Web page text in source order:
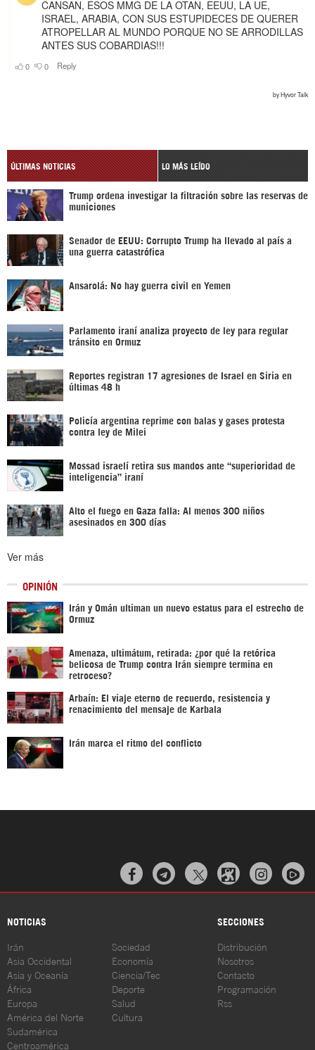
ÚLTIMAS NOTICIAS LO MÁS LEÍDO
Trump ordena investigar la filtración sobre las reservas de
municiones
Senador de EEUU: Corrupto Trump ha llevado al país a
una guerra catastrófica
Ansarolá: No hay guerra civil en Yemen
Parlamento iraní analiza proyecto de ley para regular
tránsito en Ormuz
Reportes registran 17 agresiones de Israel en Siria en
últimas 48 h
Policía argentina reprime con balas y gases protesta
contra ley de Milei
Mossad israelí retira sus mandos ante “superioridad de
inteligencia” iraní
Alto el fuego en Gaza falla: Al menos 300 niños
asesinados en 300 días
Ver más
OPINIÓN
Irán y Omán ultiman un nuevo estatus para el estrecho de
Ormuz
Amenaza, ultimátum, retirada: ¿por qué la retórica
belicosa de Trump contra Irán siempre termina en
retroceso?
Arbaín: El viaje eterno de recuerdo, resistencia y
renacimiento del mensaje de Karbala
Irán marca el ritmo del conflicto
  
NOTICIAS SECCIONES
Irán
Asia Occidental
Asia y Oceanía
África
Europa
América del Norte
Sudamérica
Centroamérica
Sociedad
Economía
Ciencia/Tec
Deporte
Salud
Cultura
Distribución
Nosotros
Contacto
Programación
Rss